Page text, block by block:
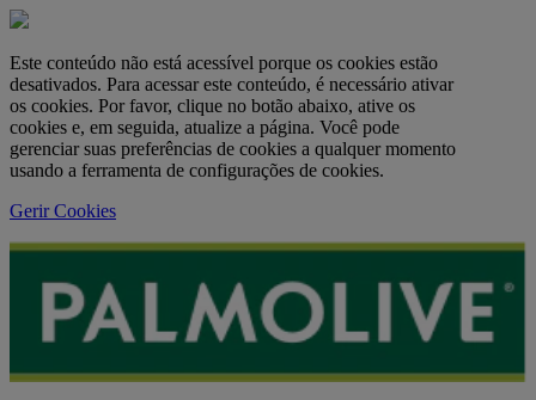
Este conteúdo não está acessível porque os cookies estão
desativados. Para acessar este conteúdo, é necessário ativar
os cookies. Por favor, clique no botão abaixo, ative os
cookies e, em seguida, atualize a página. Você pode
gerenciar suas preferências de cookies a qualquer momento
usando a ferramenta de configurações de cookies.
Gerir Cookies